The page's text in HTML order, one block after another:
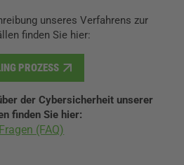
unseres Verfahrens zur
finden Sie hier:
PROZESS
der Cybersicherheit unserer
finden Sie hier:
(FAQ)